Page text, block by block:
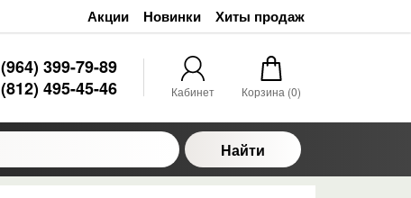
Акции Новинки Хиты продаж
399-79-89
495-45-46
Кабинет Корзина (0)
Найти